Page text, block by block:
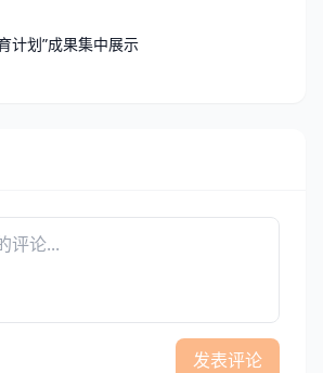
计划”成果集中展示
发表评论